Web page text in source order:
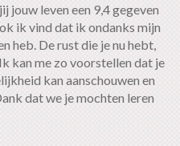
jouw leven een 9,4 gegeven
ik vind dat ik ondanks mijn
heb. De rust die je nu hebt,
kan me zo voorstellen dat je
kan aanschouwen en
dat we je mochten leren